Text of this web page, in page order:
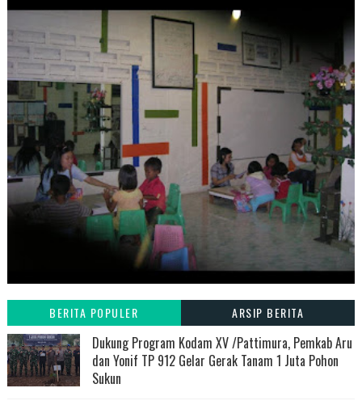
BERITA POPULER ARSIP BERITA
Dukung Program Kodam XV /Pattimura, Pemkab Aru
dan Yonif TP 912 Gelar Gerak Tanam 1 Juta Pohon
Sukun